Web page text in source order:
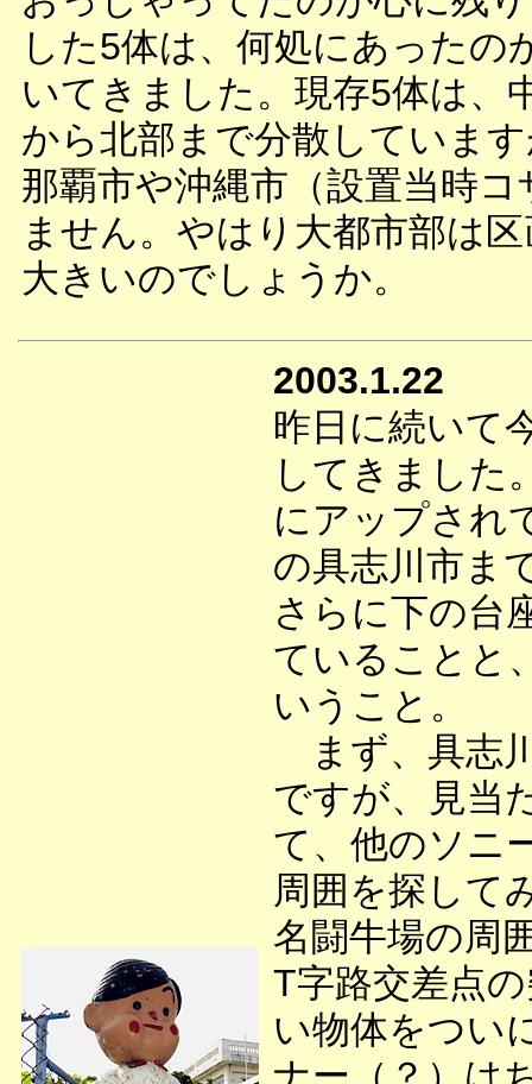
した5体は、何処にあったの
いてきました。現存5体は、
から北部まで分散していま
那覇市や沖縄市（設置当時
ません。やはり大都市部は
大きいのでしょうか。
2003.1.22
昨日に続いて
してきました
にアップされ
の具志川市ま
さらに下の台
ていることと
いうこと。
まず、具志
ですが、見当
て、他のソニ
周囲を探して
名闘牛場の周
T字路交差点
い物体をつい